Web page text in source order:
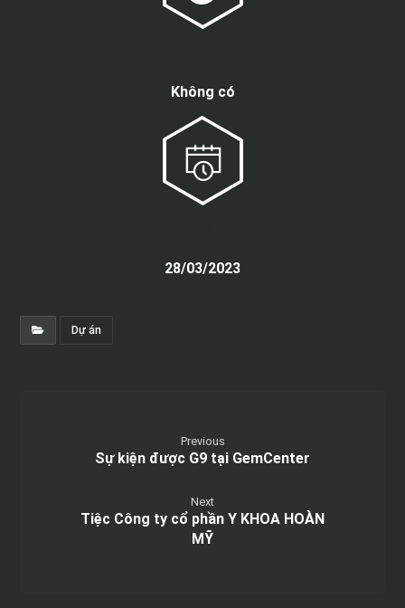
Không có
28/03/2023
Dự án
Previous
Sự kiện được G9 tại GemCenter
Next
Tiệc Công ty cổ phần Y KHOA HOÀN
MỸ